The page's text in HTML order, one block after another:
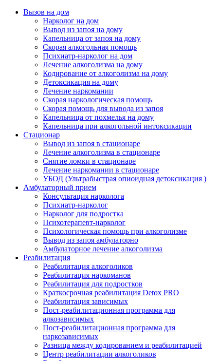
Вызов на дом
Нарколог на дом
Вывод из запоя на дому
Капельница от запоя на дому
Скорая алкогольная помощь
Психиатр-нарколог на дом
Лечение алкоголизма на дому
Кодирование от алкоголизма на дому
Детоксикация на дому
Лечение наркомании
Скорая наркологическая помощь
Скорая помощь для вывода из запоя
Капельница от похмелья на дому
Капельница при алкогольной интоксикации
Стационар
Вывод из запоя в стационаре
Лечение алкоголизма в стационаре
Снятие ломки в стационаре
Лечение наркомании в стационаре
УБОД (Ультрабыстрая опиоидная детоксикация )
Амбулаторный прием
Консультация нарколога
Психиатр-нарколог
Нарколог для подростка
Психотерапевт-нарколог
Психологическая помощь при алкоголизме
Вывод из запоя амбулаторно
Амбулаторное лечение алкоголизма
Реабилитация
Реабилитация алкоголиков
Реабилитация наркоманов
Реабилитация для подростков
Краткосрочная реабилитация Detox PRO
Реабилитация зависимых
Пост-реабилитационная программа для
алкозависимых
Пост-реабилитационная программа для
наркозависимых
Разница между кодированием и реабилитацией
Центр реабилитации алкоголиков